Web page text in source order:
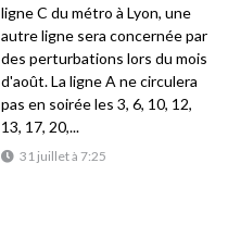
31 juillet à 7:25
ligne C du métro à Lyon, une
autre ligne sera concernée par
des perturbations lors du mois
d'août. La ligne A ne circulera
pas en soirée les 3, 6, 10, 12,
13, 17, 20,...